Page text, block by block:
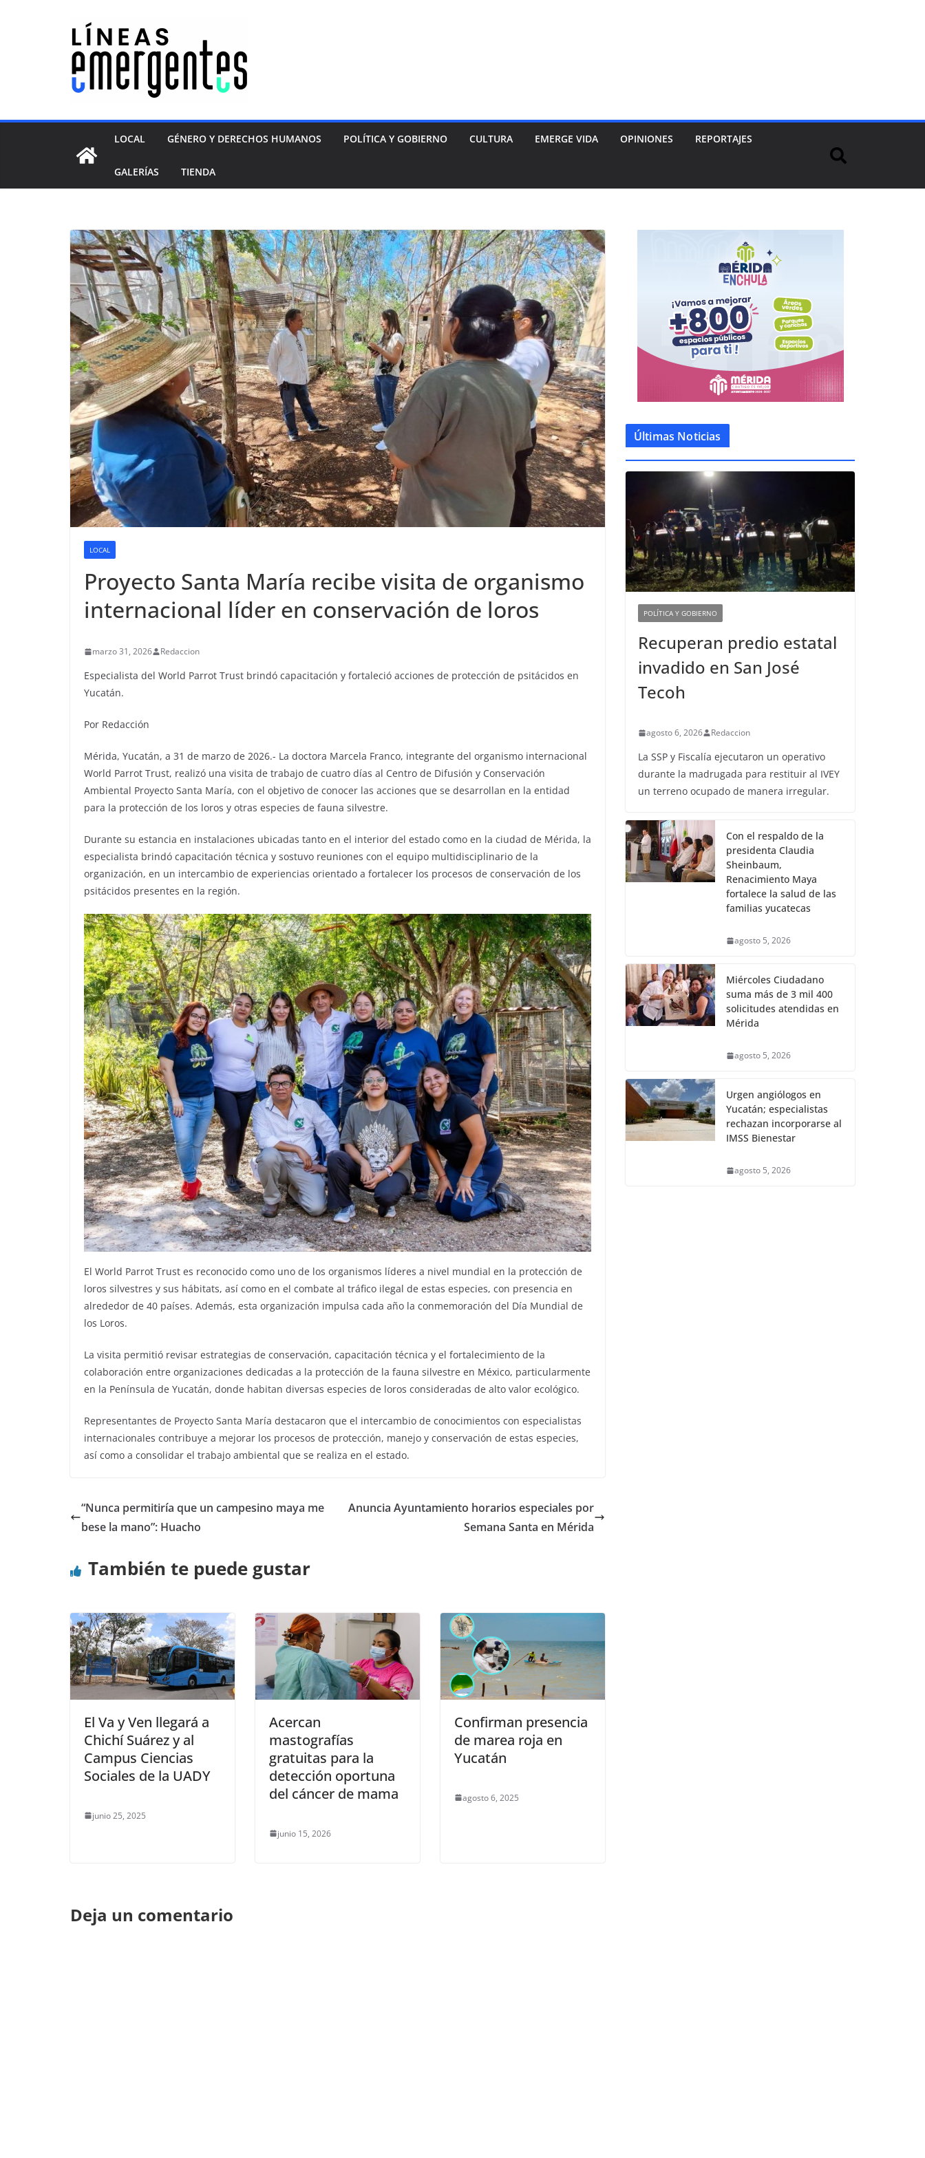
LOCAL GÉNERO Y DERECHOS HUMANOS POLÍTICA Y GOBIERNO CULTURA EMERGE VIDA OPINIONES REPORTAJES
GALERÍAS TIENDA
LOCAL
Proyecto Santa María recibe visita de organismo
internacional líder en conservación de loros
marzo 31, 2026 Redaccion
Especialista del World Parrot Trust brindó capacitación y fortaleció acciones de protección de psitácidos en
Yucatán.
Por Redacción
Mérida, Yucatán, a 31 de marzo de 2026.- La doctora Marcela Franco, integrante del organismo internacional
World Parrot Trust, realizó una visita de trabajo de cuatro días al Centro de Difusión y Conservación
Ambiental Proyecto Santa María, con el objetivo de conocer las acciones que se desarrollan en la entidad
para la protección de los loros y otras especies de fauna silvestre.
Durante su estancia en instalaciones ubicadas tanto en el interior del estado como en la ciudad de Mérida, la
especialista brindó capacitación técnica y sostuvo reuniones con el equipo multidisciplinario de la
organización, en un intercambio de experiencias orientado a fortalecer los procesos de conservación de los
psitácidos presentes en la región.
El World Parrot Trust es reconocido como uno de los organismos líderes a nivel mundial en la protección de
loros silvestres y sus hábitats, así como en el combate al tráfico ilegal de estas especies, con presencia en
alrededor de 40 países. Además, esta organización impulsa cada año la conmemoración del Día Mundial de
los Loros.
La visita permitió revisar estrategias de conservación, capacitación técnica y el fortalecimiento de la
colaboración entre organizaciones dedicadas a la protección de la fauna silvestre en México, particularmente
en la Península de Yucatán, donde habitan diversas especies de loros consideradas de alto valor ecológico.
Representantes de Proyecto Santa María destacaron que el intercambio de conocimientos con especialistas
internacionales contribuye a mejorar los procesos de protección, manejo y conservación de estas especies,
así como a consolidar el trabajo ambiental que se realiza en el estado.
“Nunca permitiría que un campesino maya me
bese la mano”: Huacho
Anuncia Ayuntamiento horarios especiales por
Semana Santa en Mérida
También te puede gustar
El Va y Ven llegará a
Chichí Suárez y al
Campus Ciencias
Sociales de la UADY
junio 25, 2025
Acercan
mastografías
gratuitas para la
detección oportuna
del cáncer de mama
junio 15, 2026
Confirman presencia
de marea roja en
Yucatán
agosto 6, 2025
Deja un comentario
Últimas Noticias
POLÍTICA Y GOBIERNO
Recuperan predio estatal
invadido en San José
Tecoh
agosto 6, 2026 Redaccion
La SSP y Fiscalía ejecutaron un operativo
durante la madrugada para restituir al IVEY
un terreno ocupado de manera irregular.
Con el respaldo de la
presidenta Claudia
Sheinbaum,
Renacimiento Maya
fortalece la salud de las
familias yucatecas
agosto 5, 2026
Miércoles Ciudadano
suma más de 3 mil 400
solicitudes atendidas en
Mérida
agosto 5, 2026
Urgen angiólogos en
Yucatán; especialistas
rechazan incorporarse al
IMSS Bienestar
agosto 5, 2026